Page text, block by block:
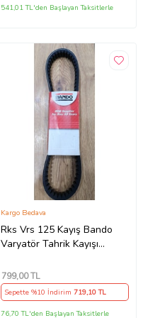
541,01 TL'den Başlayan Taksitlerle
Rks Vrs 125 Kayış Bando
Varyatör Tahrik Kayışı
Kargo Bedava
799,00 TL
Sepette %10 İndirim 719,10 TL
76,70 TL'den Başlayan Taksitlerle